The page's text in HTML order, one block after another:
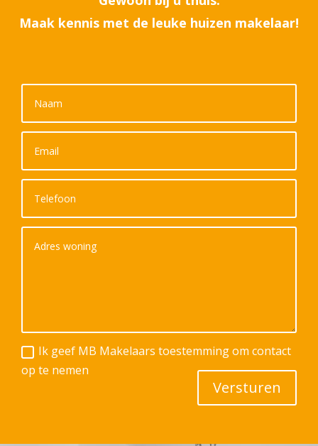
Maak kennis met de leuke huizen makelaar!
Ik geef MB Makelaars toestemming om contact
op te nemen
Versturen